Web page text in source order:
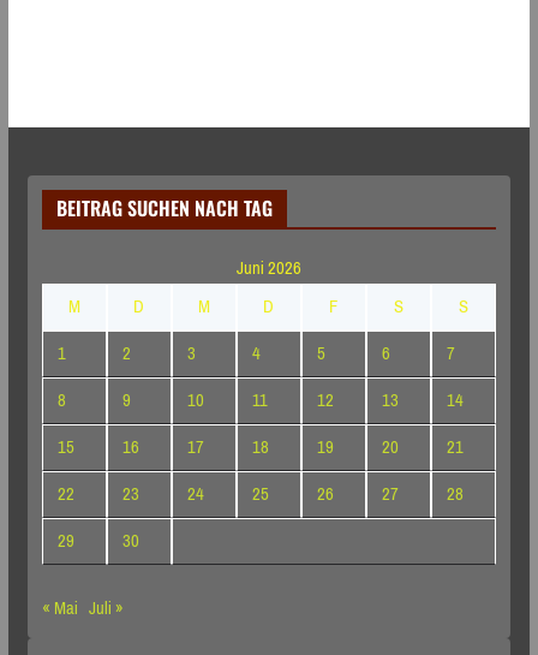
BEITRAG SUCHEN NACH TAG
Juni 2026
M
D M D F S
S
1
2 3 4 5 6
7
8
9 10 11 12 13
14
15
16 17 18 19 20
21
22
23 24 25 26 27
28
29
30
« Mai Juli »